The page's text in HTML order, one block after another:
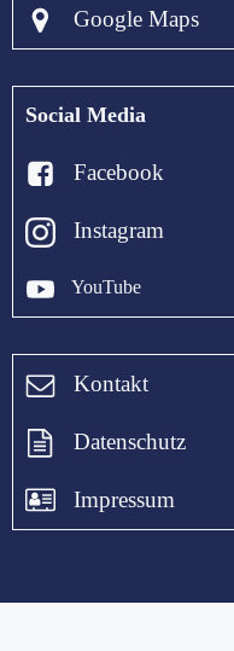
Google Maps
Social Media
Facebook
Instagram
YouTube
Kontakt
Datenschutz
Impressum